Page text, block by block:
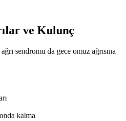
ve Kulunç
sendromu da gece omuz ağrısına
kalma